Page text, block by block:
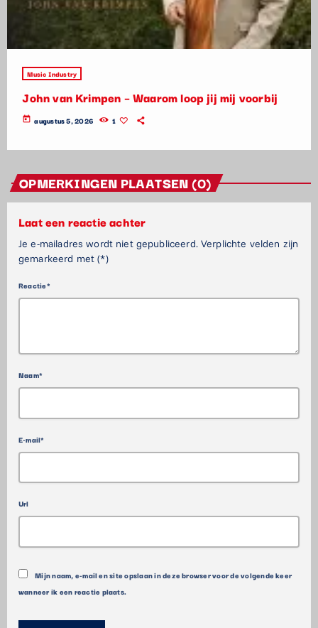
Music Industry
John van Krimpen – Waarom loop jij mij voorbij
today augustus 5, 2026 1
OPMERKINGEN PLAATSEN (0)
Laat een reactie achter
Je e-mailadres wordt niet gepubliceerd. Verplichte velden zijn
gemarkeerd met (*)
Reactie*
Naam*
E-mail*
Url
Mijn naam, e-mail en site opslaan in deze browser voor de volgende keer
wanneer ik een reactie plaats.